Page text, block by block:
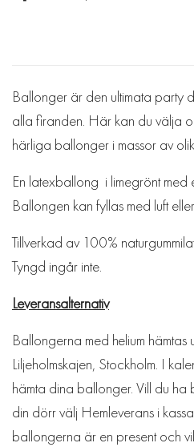
Ballonger är den ultimata party
alla firanden. Här kan du välja
härliga ballonger i massor av
En latexballong i limegrönt
Ballongen kan fyllas med luft
Tillverkad av 100%
Tyngd ingår inte.
Leveransalternativ
Ballongerna med helium hämtas
Liljeholmskajen, Stockholm. I
hämta dina ballonger. Vill du
din dörr välj Hemleverans i
ballongerna är en present och